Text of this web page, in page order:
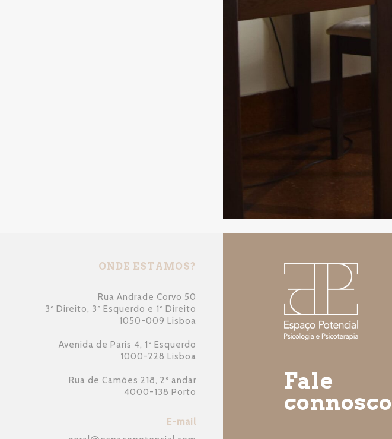
ONDE ESTAMOS?
Rua Andrade Corvo 50
3º Direito, 3º Esquerdo e 1º Direito
1050-009 Lisboa
Avenida de Paris 4, 1º Esquerdo
1000-228 Lisboa
Rua de Camões 218, 2º andar
4000-138 Porto
E-mail
Fale
connosco